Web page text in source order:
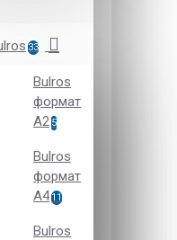
33
Bulros
формат
A2 5
Bulros
формат
A411
Bulros